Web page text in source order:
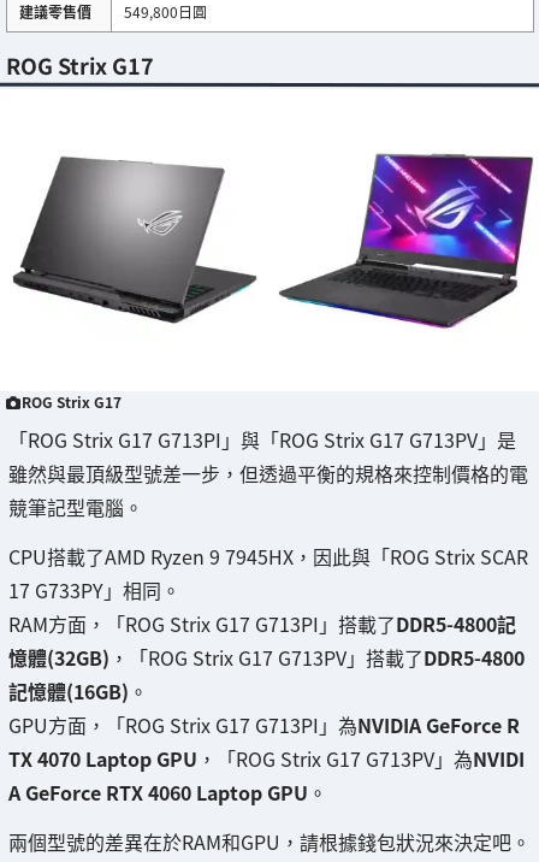
建議零售價
549,800日圓
ROG Strix G17
ROG Strix G17
「ROG Strix G17 G713PI」與「ROG Strix G17 G713PV」是
雖然與最頂級型號差一步，但透過平衡的規格來控制價格的電
競筆記型電腦。
CPU搭載了AMD Ryzen 9 7945HX，因此與「ROG Strix SCAR
17 G733PY」相同。
RAM方面，「ROG Strix G17 G713PI」搭載了DDR5-4800記
憶體(32GB) ，「ROG Strix G17 G713PV」搭載了DDR5-4800
記憶體(16GB) 。
GPU方面，「ROG Strix G17 G713PI」為NVIDIA GeForce R
TX 4070 Laptop GPU ，「ROG Strix G17 G713PV」為NVIDI
A GeForce RTX 4060 Laptop GPU 。
兩個型號的差異在於RAM和GPU，請根據錢包狀況來決定吧。